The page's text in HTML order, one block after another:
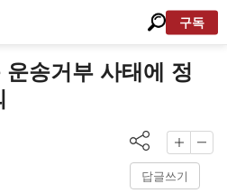
구독
송거부 사태에 정
답글쓰기